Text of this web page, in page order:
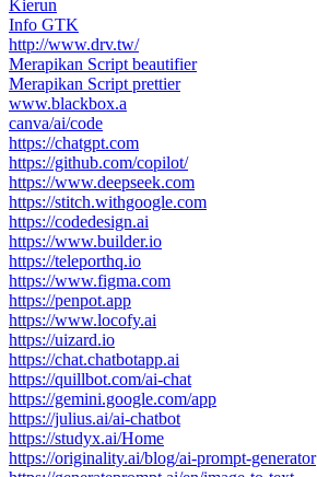
Kierun
Info GTK
http://www.drv.tw/
Merapikan Script beautifier
Merapikan Script prettier
www.blackbox.a
canva/ai/code
https://chatgpt.com
https://github.com/copilot/
https://www.deepseek.com
https://stitch.withgoogle.com
https://codedesign.ai
https://www.builder.io
https://teleporthq.io
https://www.figma.com
https://penpot.app
https://www.locofy.ai
https://uizard.io
https://chat.chatbotapp.ai
https://quillbot.com/ai-chat
https://gemini.google.com/app
https://julius.ai/ai-chatbot
https://studyx.ai/Home
https://originality.ai/blog/ai-prompt-generator